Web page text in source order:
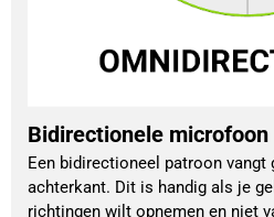
Bidirectionele microfoon
Een bidirectioneel patroon vangt
achterkant. Dit is handig als je
richtingen wilt opnemen en niet